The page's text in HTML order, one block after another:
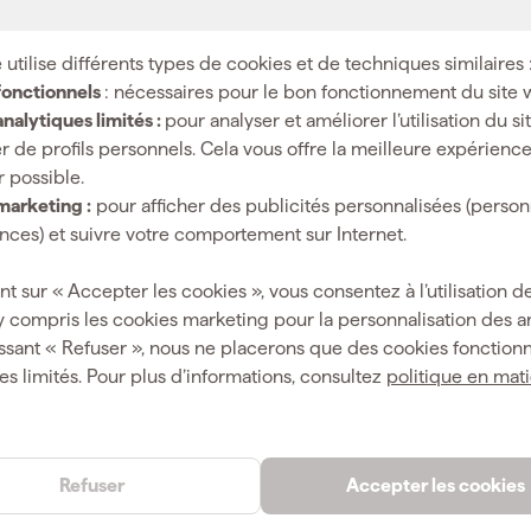
utilise différents types de cookies et de techniques similaires :
: nécessaires pour le bon fonctionnement du site
limités : pour analyser et améliorer l’utilisation du
de profils personnels. Cela vous offre la meilleure expérience
possible.
: pour afficher des publicités personnalisées
et suivre votre comportement sur Internet.
sur « Accepter les cookies », vous consentez à l’utilisation
compris les cookies marketing pour la personnalisation des
« Refuser », nous ne placerons que des cookies
limités. Pour plus d’informations, consultez politique en
Accepter les cookies
Refuser
3253560831868
420540
DWHT0-83186
2 kg